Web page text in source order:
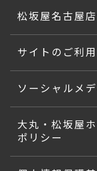
松坂屋名古屋
サイトのご利
ソーシャルメ
大丸・松坂屋
ポリシー